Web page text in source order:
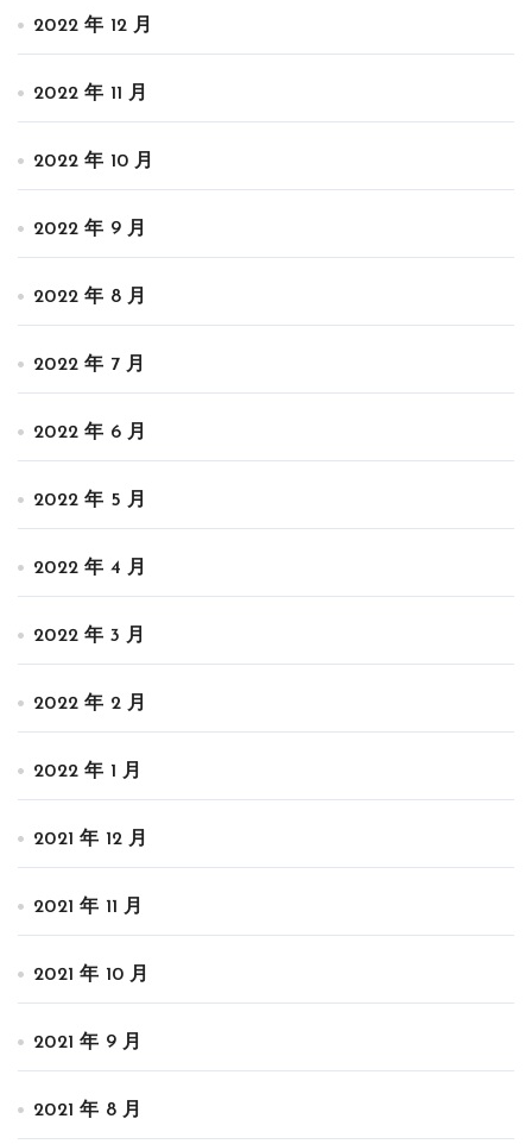
2022 年 12 月
2022 年 11 月
2022 年 10 月
2022 年 9 月
2022 年 8 月
2022 年 7 月
2022 年 6 月
2022 年 5 月
2022 年 4 月
2022 年 3 月
2022 年 2 月
2022 年 1 月
2021 年 12 月
2021 年 11 月
2021 年 10 月
2021 年 9 月
2021 年 8 月